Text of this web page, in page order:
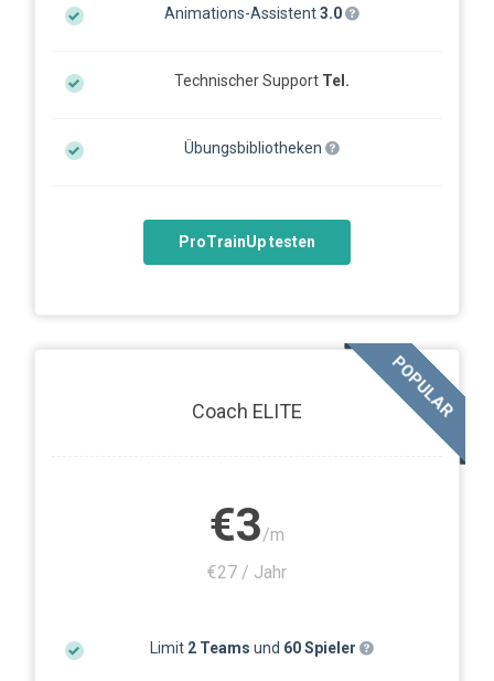
Animations-Assistent3.0
Technischer Support Tel.
Übungsbibliotheken
ProTrainUp testen
Coach ELITE
€3/m
€27 / Jahr
Limit 2 Teams und 60 Spieler
POPULAR